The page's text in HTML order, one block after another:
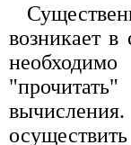
возникает в